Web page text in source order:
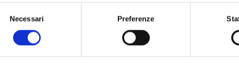
Necessari Preferenze